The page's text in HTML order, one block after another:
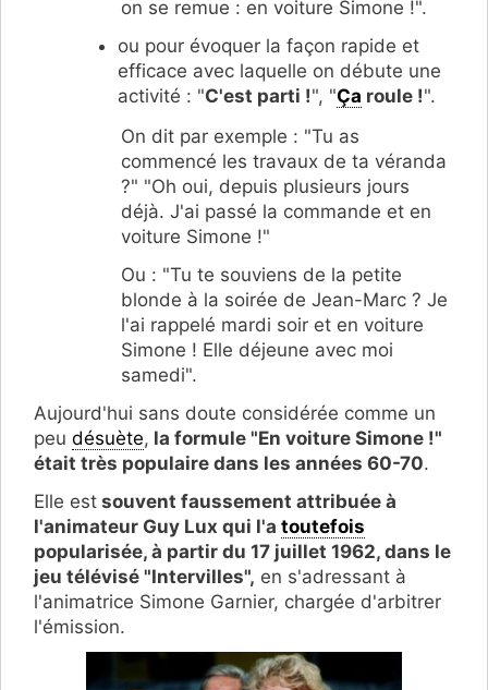
on se remue : en voiture Simone !".
ou pour évoquer la façon rapide et
efficace avec laquelle on débute une
activité : "C'est parti !", "Ça roule !".
On dit par exemple : "Tu as
commencé les travaux de ta véranda
?" "Oh oui, depuis plusieurs jours
déjà. J'ai passé la commande et en
voiture Simone !"
Ou : "Tu te souviens de la petite
blonde à la soirée de Jean-Marc ? Je
l'ai rappelé mardi soir et en voiture
Simone ! Elle déjeune avec moi
samedi".
Aujourd'hui sans doute considérée comme un
peu désuète, la formule "En voiture Simone !"
était très populaire dans les années 60-70.
Elle est souvent faussement attribuée à
l'animateur Guy Lux qui l'a toutefois
popularisée, à partir du 17 juillet 1962, dans le
jeu télévisé "Intervilles", en s'adressant à
l'animatrice Simone Garnier, chargée d'arbitrer
l'émission.